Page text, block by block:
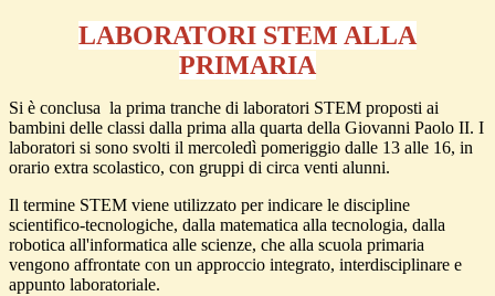
LABORATORI STEM ALLA
PRIMARIA
Si è conclusa la prima tranche di laboratori STEM proposti ai
bambini delle classi dalla prima alla quarta della Giovanni Paolo II. I
laboratori si sono svolti il mercoledì pomeriggio dalle 13 alle 16, in
orario extra scolastico, con gruppi di circa venti alunni.
Il termine STEM viene utilizzato per indicare le discipline
scientifico-tecnologiche, dalla matematica alla tecnologia, dalla
robotica all'informatica alle scienze, che alla scuola primaria
vengono affrontate con un approccio integrato, interdisciplinare e
appunto laboratoriale.